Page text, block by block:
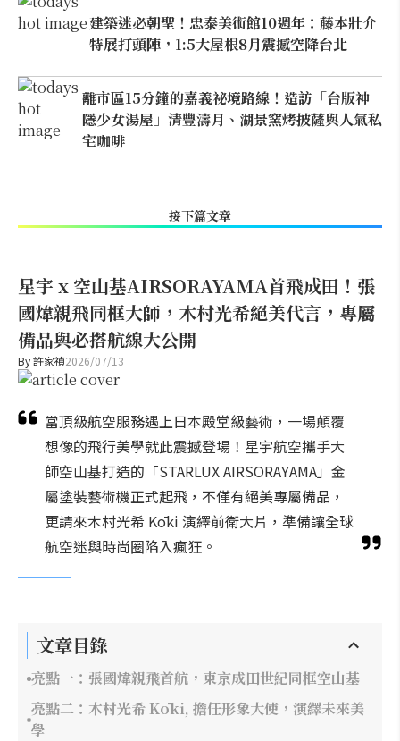
建築迷必朝聖！忠泰美術館10週年：藤本壯介
特展打頭陣，1:5大屋根8月震撼空降台北
離市區15分鐘的嘉義祕境路線！造訪「台版神
隱少女湯屋」清豐濤月、湖景窯烤披薩與人氣私
宅咖啡
接下篇文章
星宇 x 空山基AIRSORAYAMA首飛成田！張
國煒親飛同框大師，木村光希絕美代言，專屬
備品與必搭航線大公開
By許家禎2026/07/13
當頂級航空服務遇上日本殿堂級藝術，一場顛覆
想像的飛行美學就此震撼登場！星宇航空攜手大
師空山基打造的「STARLUX AIRSORAYAMA」金
屬塗裝藝術機正式起飛，不僅有絕美專屬備品，
更請來木村光希 Kōki 演繹前衛大片，準備讓全球
航空迷與時尚圈陷入瘋狂。
文章目錄
亮點一：張國煒親飛首航，東京成田世紀同框空山基
亮點二：木村光希 Kōki, 擔任形象大使，演繹未來美
學